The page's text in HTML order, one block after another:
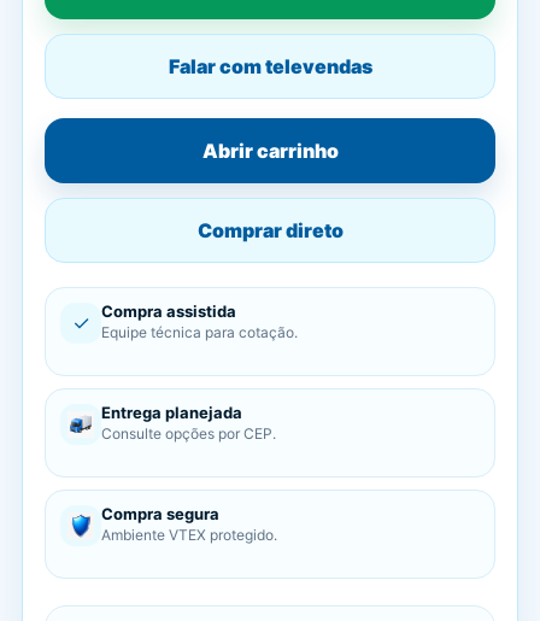
Falar com televendas
Abrir carrinho
Comprar direto
✓ Compra assistida
Equipe técnica para cotação.
Entrega planejada
Consulte opções por CEP.
Compra segura
Ambiente VTEX protegido.